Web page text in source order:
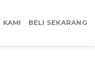
KAMI BELI SEKARANG